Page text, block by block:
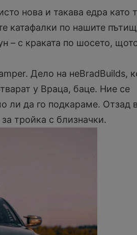
нова и такава едра като
катафалки по нашите
– с краката по шосето,
Дело на неBradBuilds,
у Враца, баце. Ние се
ли да го подкараме. Отзад
тройка с близначки.